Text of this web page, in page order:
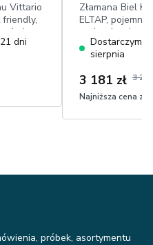
Vittario
friendly,
dni
Złamana Biel
ELTAP,
poduszkami,
× 190 cm,
Dostarczymy
sierpnia
3 181 zł 3
Najniższa cena z
próbek, asortymentu